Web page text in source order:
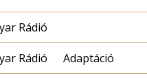
Rádió
Rádió Adaptáció